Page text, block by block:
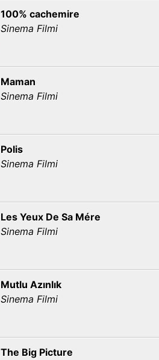
100% cachemire
Sinema Filmi
Maman
Sinema Filmi
Polis
Sinema Filmi
Les Yeux De Sa Mére
Sinema Filmi
Mutlu Azınlık
Sinema Filmi
The Big Picture